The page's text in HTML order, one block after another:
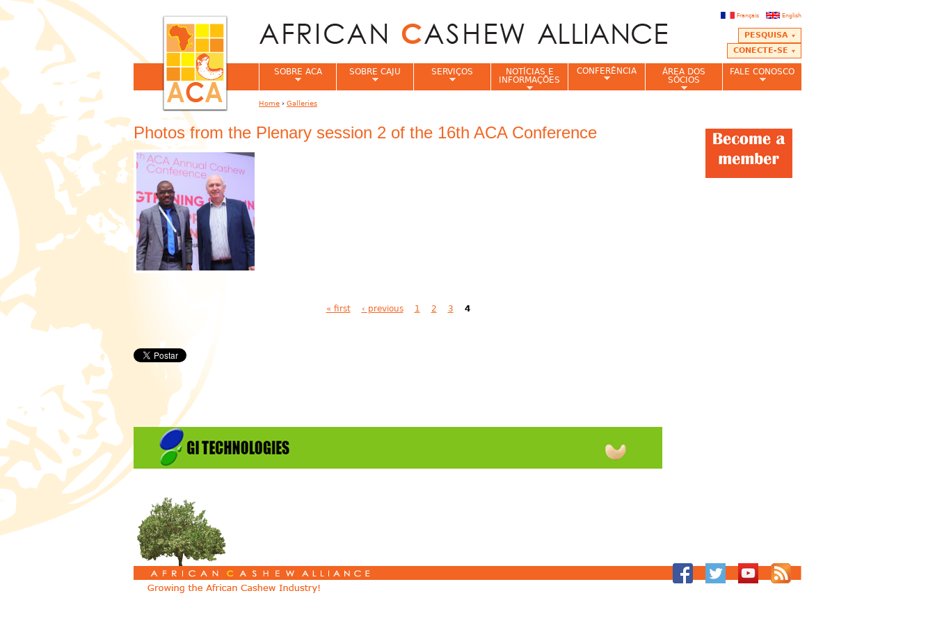
English
Français
PESQUISA
CONECTE-SE
Photos from the Plenary session 2 of the 16th ACA Conference
« first ‹ previous 1 2 3 4
SOBRE ACA SOBRE CAJU SERVIÇOS
NOTÍCIAS E
INFORMAÇÕES
CONFERÊNCIA
ÁREA DOS
SÓCIOS
FALE CONOSCO
Home › Galleries